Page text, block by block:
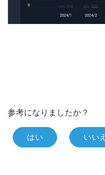
参考になりましたか？
はい いいえ